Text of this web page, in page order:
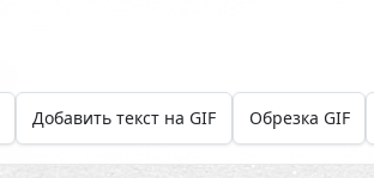
Добавить текст на GIF Обрезка GIF